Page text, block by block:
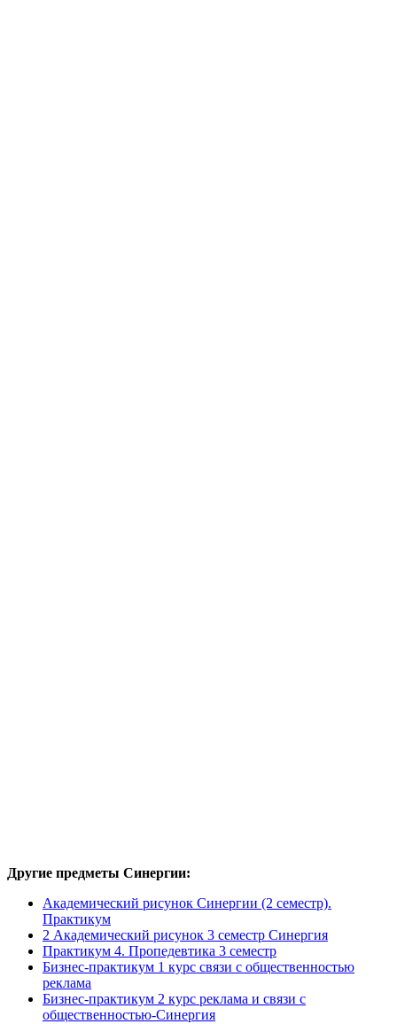
Другие предметы Синергии:
Академический рисунок Синергии (2 семестр).
Практикум
2 Академический рисунок 3 семестр Синергия
Практикум 4. Пропедевтика 3 семестр
Бизнес-практикум 1 курс связи с общественностью
реклама
Бизнес-практикум 2 курс реклама и связи с
общественностью-Синергия